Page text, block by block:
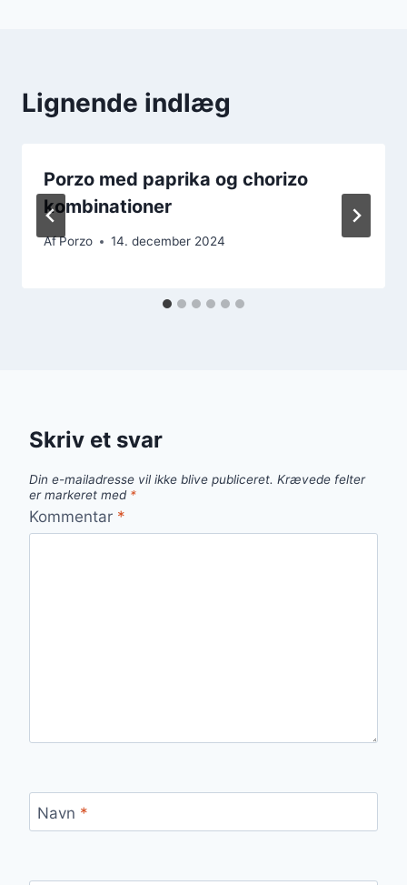
Lignende indlæg
Porzo med paprika og chorizo
kombinationer
AfPorzo 14. december 2024
Skriv et svar
Din e-mailadresse vil ikke blive publiceret. Krævede felter
er markeret med *
Kommentar *
Navn *